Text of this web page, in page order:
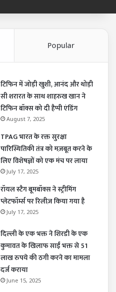
Popular
टिफिन में जोड़ी खुशी, आनंद और थोड़ी
सी शरारत के साथ शाहरुख खान ने
टिफिन बॉक्स को दी हैप्पी एंडिंग
August 7, 2025
TPAG भारत के रक्त सुरक्षा
पारिस्थितिकी तंत्र को मज़बूत करने के
लिए विशेषज्ञों को एक मंच पर लाया
July 17, 2025
रॉयल स्टैग बूमबॉक्स ने स्ट्रीमिंग
प्लेटफॉर्म्स पर रिलीज़ किया गया है
July 17, 2025
दिल्ली के एक भक्त ने शिरडी के एक
कुमावत के खिलाफ साईं भक्त से 51
लाख रुपये की ठगी करने का मामला
दर्ज कराया
June 15, 2025